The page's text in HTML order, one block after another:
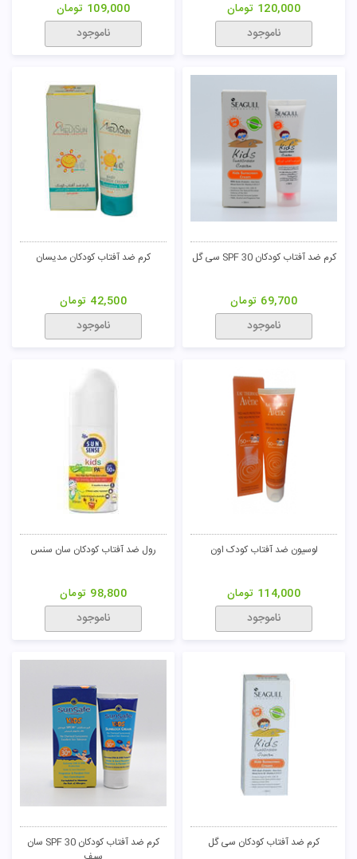
120,000 تومان
ناموجود
109,000 تومان
ناموجود
کرم ضد آفتاب کودکان SPF 30 سی گل
69,700 تومان
ناموجود
کرم ضد آفتاب کودکان مدیسان
42,500 تومان
ناموجود
لوسیون ضد آفتاب کودک اون
114,000 تومان
ناموجود
رول ضد آفتاب کودکان سان سنس
98,800 تومان
ناموجود
کرم ضد آفتاب کودکان سی گل
کرم ضد آفتاب کودکان SPF 30 سان